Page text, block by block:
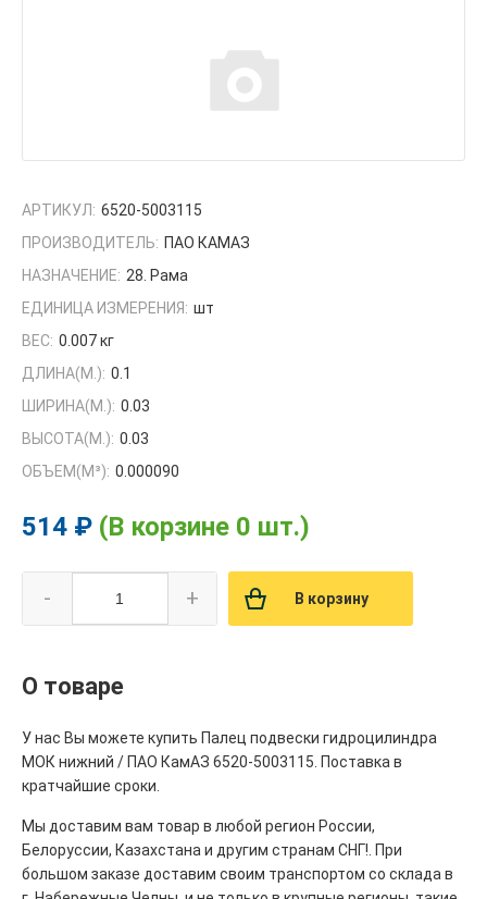
АРТИКУЛ: 6520-5003115
ПРОИЗВОДИТЕЛЬ: ПАО КАМАЗ
НАЗНАЧЕНИЕ: 28. Рама
ЕДИНИЦА ИЗМЕРЕНИЯ: шт
ВЕС: 0.007 кг
ДЛИНА(М.): 0.1
ШИРИНА(М.): 0.03
ВЫСОТА(М.): 0.03
ОБЪЕМ(M³): 0.000090
514 ₽ (В корзине 0 шт.)
- + В корзину
О товаре
У нас Вы можете купить Палец подвески гидроцилиндра
МОК нижний / ПАО КамАЗ 6520-5003115. Поставка в
кратчайшие сроки.
Мы доставим вам товар в любой регион России,
Белоруссии, Казахстана и другим странам СНГ!. При
большом заказе доставим своим транспортом со склада в